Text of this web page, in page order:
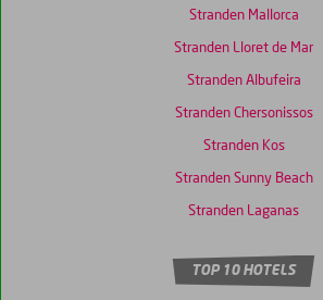
Stranden Mallorca
Stranden Lloret de Mar
Stranden Albufeira
Stranden Chersonissos
Stranden Kos
Stranden Sunny Beach
Stranden Laganas
TOP 10 HOTELS